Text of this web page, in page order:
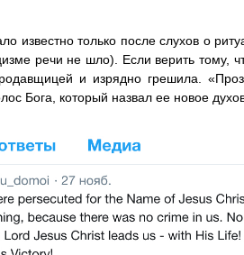
известно только после слухов о
речи не шло). Если верить тому,
и изрядно грешила.
Бога, который назвал ее новое